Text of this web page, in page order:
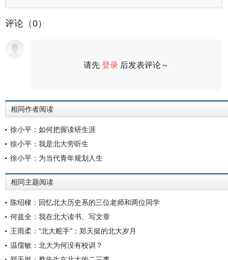
评论（0）
请先登录 后发表评论～
相同作者阅读
徐小平：如何把握读研生涯
徐小平：我是北大旁听生
徐小平：为当代青年规划人生
相同主题阅读
陈绍棣：回忆北大历史系的三位老师和两位同学
何兹全：我在北大读书、写文章
王雨柔：“北大舵手”：郑天挺的北大岁月
温儒敏：北大为何没有校训？